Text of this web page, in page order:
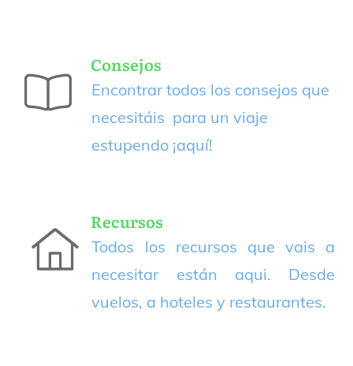
Consejos
Encontrar todos los consejos que
necesitáis para un viaje
estupendo ¡aquí!
Recursos
Todos los recursos que vais a
necesitar están aqui. Desde
vuelos, a hoteles y restaurantes.